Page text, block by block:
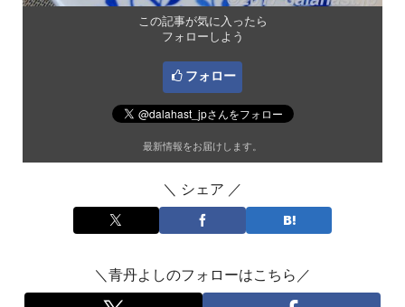
この記事が気に入ったら
フォローしよう
フォロー
最新情報をお届けします。
＼ シェア ／
＼青丹よしのフォローはこちら／